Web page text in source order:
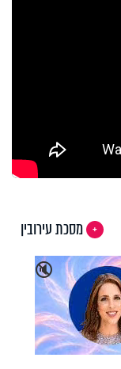
מסכת עירובין
🔇